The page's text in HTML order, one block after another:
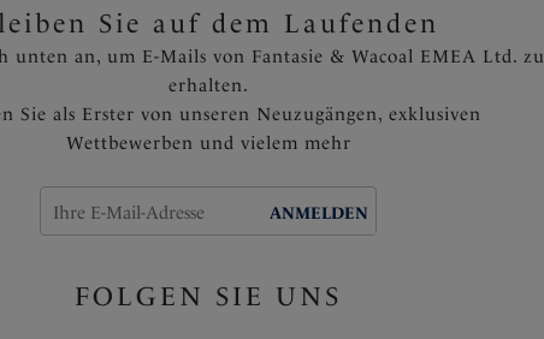
Sie auf dem Laufenden
unten an, um E-Mails von Fantasie & Wacoal EMEA Ltd. zu
erhalten.
Sie als Erster von unseren Neuzugängen, exklusiven
Wettbewerben und vielem mehr
ANMELDEN
FOLGEN SIE UNS